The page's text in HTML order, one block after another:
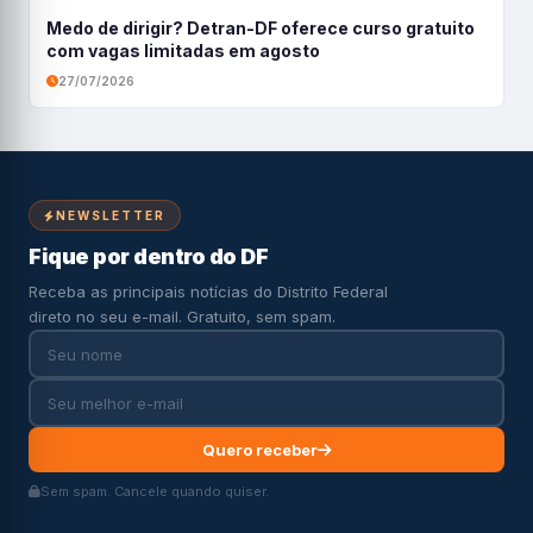
Medo de dirigir? Detran-DF oferece curso gratuito
com vagas limitadas em agosto
27/07/2026
NEWSLETTER
Fique por dentro do DF
Receba as principais notícias do Distrito Federal
direto no seu e-mail. Gratuito, sem spam.
Quero receber
Sem spam. Cancele quando quiser.